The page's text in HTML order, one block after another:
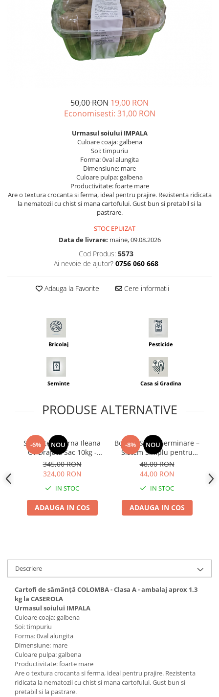
Seminte legume
Plante medicinale
Seminte de Patrunjel
Seminte dovleac decorativ
Seminte dovlecel / dovleac
Seminte mazare
Seminte plante aromatice
Seminte salata
Seminte sfecla
Seminte Vinete
Seminte zucchini
Seminte Legume Profesionale
Seminte pentru germinare
Motofierastrau / Drujba
Pila motofierastrau / drujba
Discuri motocoasa
Feronerie si accesorii
Fierastraie manuale
Hranitoare/ Adapatoare
Lant motofierastrau / drujba
Masca de sudura & accesori
Motocoasa si consumabile /
Sape/ Cazmale/ Lopeti
Scule electrice
Truse /set scule
50,00 RON 19,00 RON
Economisesti: 31,00 RON
Urmasul soiului IMPALA
Culoare coaja: galbena
Soi: timpuriu
Forma: 0val alungita
Dimensiune: mare
Culoare pulpa: galbena
Productivitate: foarte mare
Are o textura crocanta si ferma, ideal pentru prajire. Rezistenta ridicata
la nematozii cu chist si mana cartofului. Gust bun si pretabil si la
pastrare.
STOC EPUIZAT
Data de livrare: maine, 09.08.2026
Cod Produs: 5573
Ai nevoie de ajutor? 0756 060 668
Adauga la Favorite Cere informatii
Bricolaj Pesticide
Seminte Casa si Gradina
PRODUSE ALTERNATIVE
-6% NOU
Seminte Lucerna Ileana
C1 Drajata Sac 10kg -
Furaj Premium de Inalta
Productivitate
345,00 RON
324,00 RON
IN STOC
ADAUGA IN COS
-8% NOU
Borcan Sticla Germinare –
Sistem Simplu pentru
Muguri si Microgreens
Acasa
48,00 RON
44,00 RON
IN STOC
ADAUGA IN COS
Descriere
Cartofi de sămânță COLOMBA - Clasa A - ambalaj aprox 1.3
kg la CASEROLA
Urmasul soiului IMPALA
Culoare coaja: galbena
Soi: timpuriu
Forma: 0val alungita
Dimensiune: mare
Culoare pulpa: galbena
Productivitate: foarte mare
Are o textura crocanta si ferma, ideal pentru prajire. Rezistenta
ridicata la nematozii cu chist si mana cartofului. Gust bun si
pretabil si la pastrare.